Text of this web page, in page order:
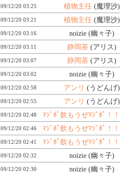
09/12/20 03:25 植物主任 (魔理沙)
09/12/20 03:21 植物主任 (魔理沙)
09/12/20 03:16 noizie (幽々子)
09/12/20 03:11 静岡茶 (アリス)
09/12/20 03:07 静岡茶 (アリス)
09/12/20 03:02 noizie (幽々子)
09/12/20 02:58 アンリ (うどんげ)
09/12/20 02:55 アンリ (うどんげ)
09/12/20 02:48 ﾏｼﾞﾎﾟ飲もうぜﾏｼﾞﾎﾟ！！
09/12/20 02:46 ﾏｼﾞﾎﾟ飲もうぜﾏｼﾞﾎﾟ！！
09/12/20 02:41 ﾏｼﾞﾎﾟ飲もうぜﾏｼﾞﾎﾟ！！
09/12/20 02:32 noizie (幽々子)
09/12/20 02:30 noizie (幽々子)